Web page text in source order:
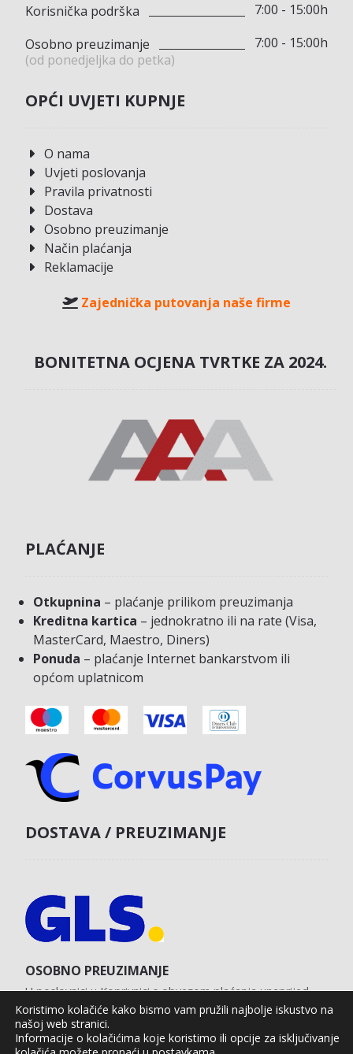
Korisnička podrška
7:00 - 15:00h
Osobno preuzimanje
(od ponedjeljka do petka)
7:00 - 15:00h
OPĆI UVJETI KUPNJE
O nama
Uvjeti poslovanja
Pravila privatnosti
Dostava
Osobno preuzimanje
Način plaćanja
Reklamacije
Zajednička putovanja naše firme
BONITETNA OCJENA TVRTKE ZA 2024.
PLAĆANJE
Otkupnina – plaćanje prilikom preuzimanja
Kreditna kartica – jednokratno ili na rate (Visa,
MasterCard, Maestro, Diners)
Ponuda – plaćanje Internet bankarstvom ili
općom uplatnicom
DOSTAVA / PREUZIMANJE
OSOBNO PREUZIMANJE
U poslovnici u Koprivnici s obvezom plaćanja unaprijed
karticom na web shopu.
Koristimo kolačiće kako bismo vam pružili najbolje iskustvo na
našoj web stranici.
Informacije o kolačićima koje koristimo ili opcije za isključivanje